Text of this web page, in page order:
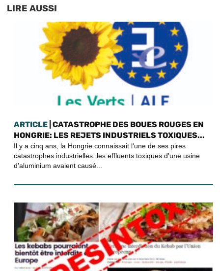
LIRE AUSSI
ARTICLE | CATASTROPHE DES BOUES ROUGES EN
HONGRIE: LES REJETS INDUSTRIELS TOXIQUES...
Il y a cinq ans, la Hongrie connaissait l'une de ses pires
catastrophes industrielles: les effluents toxiques d'une usine
d'aluminium avaient causé...